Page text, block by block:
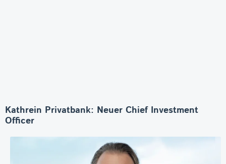
Kathrein Privatbank: Neuer Chief Investment
Officer